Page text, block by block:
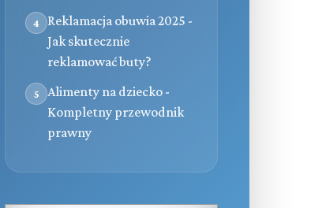
4
Reklamacja obuwia 2025 -
Jak skutecznie
reklamować buty?
5
Alimenty na dziecko -
Kompletny przewodnik
prawny